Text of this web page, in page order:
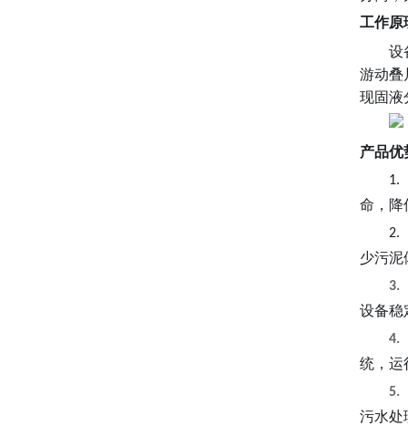
工作原
设
游动叠
现固液
产品优
1.
命，降
2.
少污泥
3.
设备稳
4.
统，运
5.
污水处